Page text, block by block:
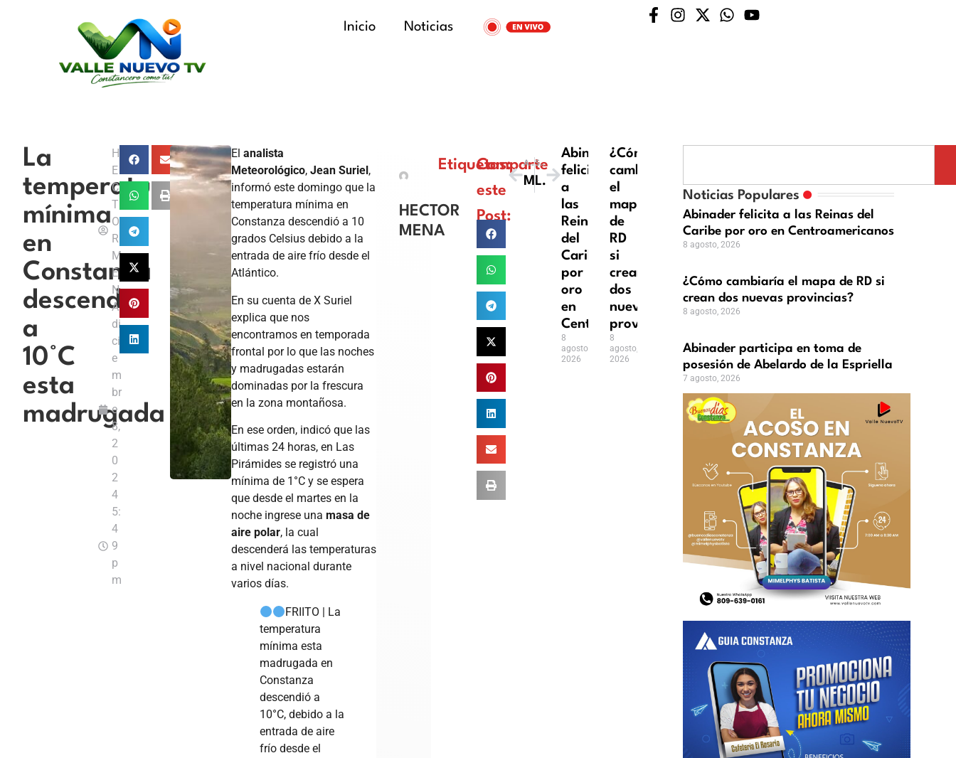
Inicio Noticias
La
temperatura
mínima
en
Constanza
descendió
a
10°C
esta
madrugada
H
E
C
T
O
R
M
E
N
A
di
ci
e
m
br
e
8,
2
0
2
4
5:
4
9
p
m
El analista
Meteorológico, Jean Suriel ,
informó este domingo que la
temperatura mínima en
Constanza descendió a 10
grados Celsius debido a la
entrada de aire frío desde el
Atlántico.
En su cuenta de X Suriel
explica que nos
encontramos en temporada
frontal por lo que las noches
y madrugadas estarán
dominadas por la frescura
en la zona montañosa.
En ese orden, indicó que las
últimas 24 horas, en Las
Pirámides se registró una
mínima de 1°C y se espera
que desde el martes en la
noche ingrese una masa de
aire polar, la cual
descenderá las temperaturas
a nivel nacional durante
varios días.
FRIITO | La
temperatura
mínima esta
madrugada en
Constanza
descendió a
10°C, debido a la
entrada de aire
frío desde el
HECTOR
MENA
Etiquetas:Comparte
este
Post:
ANTERIOR
Ministerio Público destaca avances en persecución y sanción del comercio ilícito en 2024
SIGUIENTE
La procuradora Miriam Germán encabeza quema histórica de 9.8 toneladas de droga incautada en Caucedo
Abinader
felicita
a
las
Reinas
del
Caribe
por
oro
en
Centroamericanos
8
agosto,
2026
¿Cómo
cambiaría
el
mapa
de
RD
si
crean
dos
nuevas
provincias?
8
agosto,
2026
Noticias Populares
Abinader felicita a las Reinas del
Caribe por oro en Centroamericanos
8 agosto, 2026
¿Cómo cambiaría el mapa de RD si
crean dos nuevas provincias?
8 agosto, 2026
Abinader participa en toma de
posesión de Abelardo de la Espriella
7 agosto, 2026